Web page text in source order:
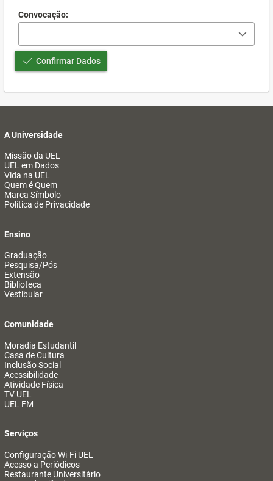
Convocação:
Confirmar Dados
A Universidade
Missão da UEL
UEL em Dados
Vida na UEL
Quem é Quem
Marca Símbolo
Política de Privacidade
Ensino
Graduação
Pesquisa/Pós
Extensão
Biblioteca
Vestibular
Comunidade
Moradia Estudantil
Casa de Cultura
Inclusão Social
Acessibilidade
Atividade Física
TV UEL
UEL FM
Serviços
Configuração Wi-Fi UEL
Acesso a Periódicos
Restaurante Universitário